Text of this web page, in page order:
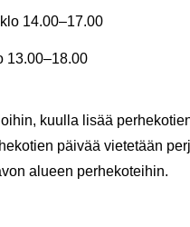
14.00–17.00
13.00–18.00
kuul­la lisää
päi­vää vie­te­tään
alu­een per­he­ko­tei­hin.